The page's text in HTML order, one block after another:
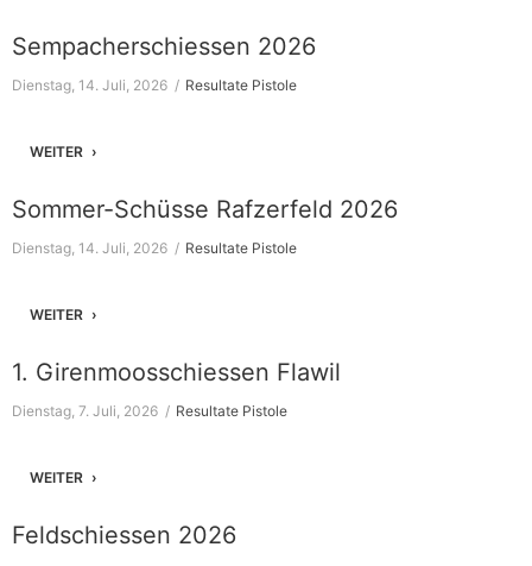
Sempacherschiessen 2026
Dienstag, 14. Juli, 2026 Resultate Pistole
WEITER
Sommer-Schüsse Rafzerfeld 2026
Dienstag, 14. Juli, 2026 Resultate Pistole
WEITER
1. Girenmoosschiessen Flawil
Dienstag, 7. Juli, 2026 Resultate Pistole
WEITER
Feldschiessen 2026